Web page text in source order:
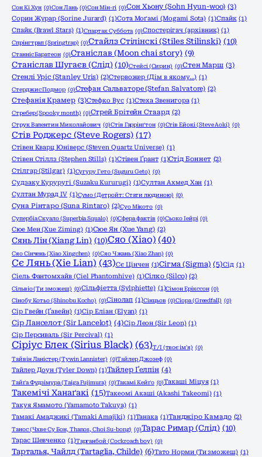
Сон Кі Хун (0)Сон Лань (0)Сон Мін-гі (0)Сон Хьону (Sohn Hyun-woo) (3)
Сорин Журар (Sorine Jurard) (1)Сота Моґамі (Mogami Sota) (1)Спайк (1)
Спайк (Brawl Stars) (1)Спартак Суббота (0)Спостерігач (архівник) (1)
Спрінгтрап (Springtrap) (0)Стайлз Стілінскі (Stiles Stilinski) (10)
Станніс Баратеон (0)Станіслав (Moon chai story) (9)
Станіслав Шугаєв (Слід) (10)Стейсі (Сирин) (0)Стен Марш (3)
Стенлі Уріс (Stanley Uris) (2)Стервожер (Дім в якому…) (1)
Стерджис Подмор (0)Стефан Сальваторе (Stefan Salvatore) (2)
Стефанія Крамер (3)Стефко Вус (1)Стеха Звенигора (1)
Стребер (Spooky month) (0)Стрей Брітейн Стаард (2)
Струк Валентин Миколайович (0)Стів Гаррінґтон (0)Стів Ейокі (Steve Aoki) (0)
Стів Роджерс (Steve Rogers) (17)
Стівен Кварц Юніверс (Steven Quartz Universe) (1)
Стівен Стіллз (Stephen Stills) (1)Стівен Ґрант (1)Стід Боннет (2)
Стілгар (Stilgar) (1)Сугуру Гето (Suguru Geto) (0)
Судзаку Куруругі (Suzaku Kururugi) (1)Султан Ахмед Хан (1)
Султан Мурад IV (1)Сумо (Детройт: Стати людиною) (0)
Суна Рінтаро (Suna Rintaro) (2)Суо Мікото (0)
Супербіа Скуало (Superbia Squalo) (0)Сфера фактів (0)Сьоко Іейрі (0)
Сюе Мен (Xue Ziming) (1)Сюе Ян (Xue Yang) (2)
Сянь Лін (Xiang Lin) (10)Сяо (Xiao) (40)
Сяо Сінчень (Xiao Xingchen) (0)Сяо Чжань (Xiao Zhan) (0)
Сє Лянь (Xie Lian) (43)Сє Цінчен (1)Сігма (Sigma) (5)Сід (1)
Сіель Фантомхайв (Ciel Phantomhive) (1)Сілко (Silco) (2)
Сільвіо (Ти зможеш) (0)Сільфіетта (Sylphiette) (1)Сімон Ерікссон (0)
Сінобу Котьо (Shinobu Kocho) (0)Сінолап (1)Сінцьов (0)Сіора (Greedfall) (0)
Сір Гвейн (Ґавейн) (1)Сір Еліан (Elyan) (1)
Сір Ланселот (Sir Lancelot) (4)Сір Леон (Sir Leon) (1)
Сір Персиваль (Sir Percival) (1)
Сіріус Блек (Sirius Black) (63)Т/І (твоє ім'я) (0)
Тайвін Ланістер (Tywin Lannister) (0)Тайлер Джозеф (0)
Тайлер Доун (Tyler Down) (1)Тайлер Ґелпін (4)
Тайґа Фудзімура (Taiga Fujimura) (0)Такамі Кейґо (0)Такаші Міцуя (1)
Такемічі Ханаґакі (15)Такеомі Акаші (Akashi Takeomi) (1)
Такуя Ямамото (Yamamoto Takuya) (1)
Тамакі Амаджикі (Tamaki Amajiki) (1)Танака (1)Танджіро Камадо (2)
Танос (Чхве Су Бон, Thanos, Choi Su-bong) (0)Тарас Римар (Слід) (10)
Тарас Шевченко (1)Тарганбой (Cockroach boy) (0)
Тарталья, Чайлд (Tartaglia, Childe) (6)Тато Норми (Ти зможеш) (1)